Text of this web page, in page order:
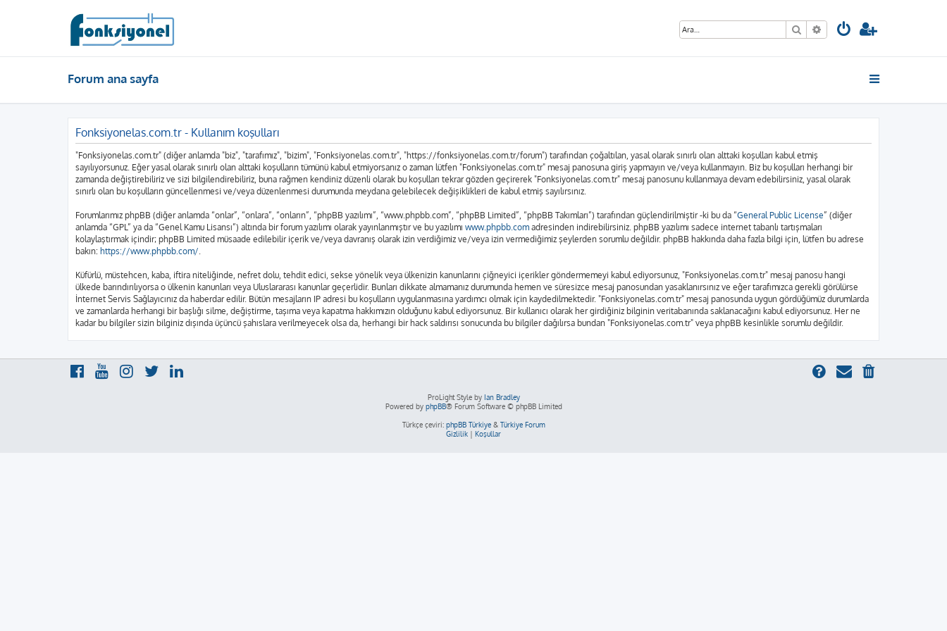
Ara Gelişmiş arama
Forum ana sayfa
Fonksiyonelas.com.tr - Kullanım koşulları
"Fonksiyonelas.com.tr" (diğer anlamda "biz", "tarafımız", "bizim", "Fonksiyonelas.com.tr", "https://fonksiyonelas.com.tr/forum") tarafından çoğaltılan, yasal olarak sınırlı olan alttaki koşulları kabul etmiş
sayılıyorsunuz. Eğer yasal olarak sınırlı olan alttaki koşulların tümünü kabul etmiyorsanız o zaman lütfen "Fonksiyonelas.com.tr" mesaj panosuna giriş yapmayın ve/veya kullanmayın. Biz bu koşulları herhangi bir
zamanda değiştirebiliriz ve sizi bilgilendirebiliriz, buna rağmen kendiniz düzenli olarak bu koşulları tekrar gözden geçirerek "Fonksiyonelas.com.tr" mesaj panosunu kullanmaya devam edebilirsiniz, yasal olarak
sınırlı olan bu koşulların güncellenmesi ve/veya düzenlenmesi durumunda meydana gelebilecek değişiklikleri de kabul etmiş sayılırsınız.
Forumlarımız phpBB (diğer anlamda “onlar”, “onlara”, “onların”, “phpBB yazılımı”, “www.phpbb.com”, “phpBB Limited”, “phpBB Takımları”) tarafından güçlendirilmiştir -ki bu da “General Public License” (diğer
anlamda “GPL” ya da “Genel Kamu Lisansı”) altında bir forum yazılımı olarak yayınlanmıştır ve bu yazılımı www.phpbb.com adresinden indirebilirsiniz. phpBB yazılımı sadece internet tabanlı tartışmaları
kolaylaştırmak içindir; phpBB Limited müsaade edilebilir içerik ve/veya davranış olarak izin verdiğimiz ve/veya izin vermediğimiz şeylerden sorumlu değildir. phpBB hakkında daha fazla bilgi için, lütfen bu adrese
bakın: https://www.phpbb.com/.
Küfürlü, müstehcen, kaba, iftira niteliğinde, nefret dolu, tehdit edici, sekse yönelik veya ülkenizin kanunlarını çiğneyici içerikler göndermemeyi kabul ediyorsunuz, "Fonksiyonelas.com.tr" mesaj panosu hangi
ülkede barındırılıyorsa o ülkenin kanunları veya Uluslararası kanunlar geçerlidir. Bunları dikkate almamanız durumunda hemen ve süresizce mesaj panosundan yasaklanırsınız ve eğer tarafımızca gerekli görülürse
İnternet Servis Sağlayıcınız da haberdar edilir. Bütün mesajların IP adresi bu koşulların uygulanmasına yardımcı olmak için kaydedilmektedir. "Fonksiyonelas.com.tr" mesaj panosunda uygun gördüğümüz durumlarda
ve zamanlarda herhangi bir başlığı silme, değiştirme, taşıma veya kapatma hakkımızın olduğunu kabul ediyorsunuz. Bir kullanıcı olarak her girdiğiniz bilginin veritabanında saklanacağını kabul ediyorsunuz. Her ne
kadar bu bilgiler sizin bilginiz dışında üçüncü şahıslara verilmeyecek olsa da, herhangi bir hack saldırısı sonucunda bu bilgiler dağılırsa bundan "Fonksiyonelas.com.tr" veya phpBB kesinlikle sorumlu değildir.
ProLight Style by Ian Bradley
Powered by phpBB® Forum Software © phpBB Limited
Türkçe çeviri: phpBB Türkiye& Türkiye Forum
Gizlilik | Koşullar